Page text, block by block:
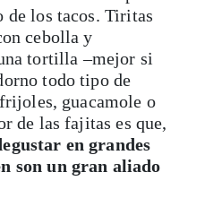
de los tacos. Tiritas
cebolla y
tortilla –mejor si
todo tipo de
guacamole o
de las fajitas es que,
en grandes
son un gran aliado